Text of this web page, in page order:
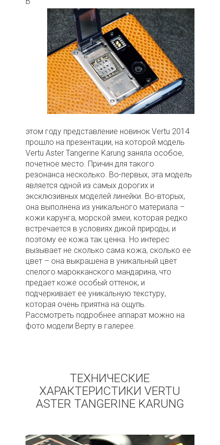
этом году представление новинок Vertu 2014
прошло на презентации, на которой модель
Vertu Aster Tangerine Karung заняла особое,
почетное место. Причин для такого
резонанса несколько. Во-первых, эта модель
является одной из самых дорогих и
эксклюзивных моделей линейки. Во-вторых,
она выполнена из уникального материала –
кожи карунга, морской змеи, которая редко
встречается в условиях дикой природы, и
поэтому ее кожа так ценна. Но интерес
вызывает не сколько сама кожа, сколько ее
цвет – она выкрашена в уникальный цвет
спелого марокканского мандарина, что
предает коже особый оттенок, и
подчеркивает ее уникальную текстуру,
которая очень приятна на ощупь.
Рассмотреть подробнее аппарат можно на
фото модели Верту в галерее.
ТЕХНИЧЕСКИЕ
ХАРАКТЕРИСТИКИ VERTU
ASTER TANGERINE KARUNG